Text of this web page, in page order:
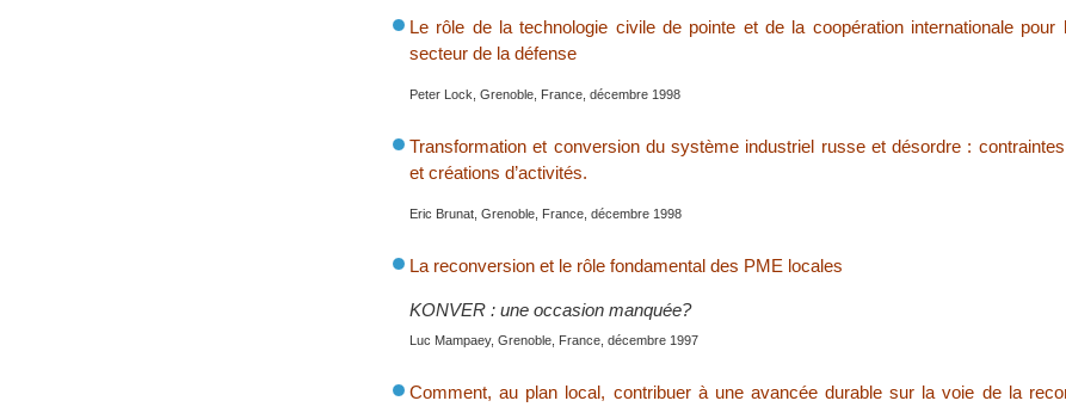
Le rôle de la technologie civile de pointe et de la coopération internationale pour
secteur de la défense
Peter Lock, Grenoble, France, décembre 1998
Transformation et conversion du système industriel russe et désordre :
et créations d’activités.
Eric Brunat, Grenoble, France, décembre 1998
La reconversion et le rôle fondamental des PME locales
KONVER : une occasion manquée?
Luc Mampaey, Grenoble, France, décembre 1997
Comment, au plan local, contribuer à une avancée durable sur la voie de la